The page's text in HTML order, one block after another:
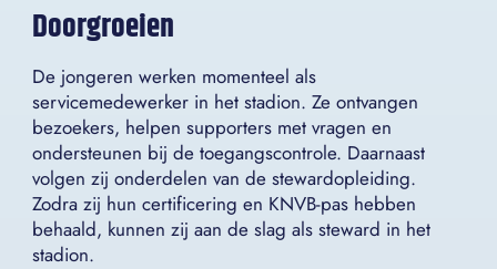
Doorgroeien
De jongeren werken momenteel als
servicemedewerker in het stadion. Ze ontvangen
bezoekers, helpen supporters met vragen en
ondersteunen bij de toegangscontrole. Daarnaast
volgen zij onderdelen van de stewardopleiding.
Zodra zij hun certificering en KNVB-pas hebben
behaald, kunnen zij aan de slag als steward in het
stadion.